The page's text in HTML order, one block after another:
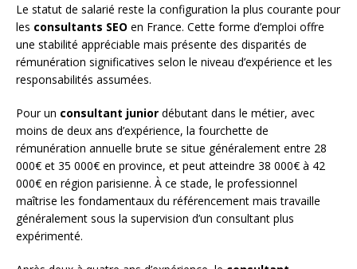
Le statut de salarié reste la configuration la plus courante pour
les consultants SEO en France. Cette forme d’emploi offre
une stabilité appréciable mais présente des disparités de
rémunération significatives selon le niveau d’expérience et les
responsabilités assumées.
Pour un consultant junior débutant dans le métier, avec
moins de deux ans d’expérience, la fourchette de
rémunération annuelle brute se situe généralement entre 28
000€ et 35 000€ en province, et peut atteindre 38 000€ à 42
000€ en région parisienne. À ce stade, le professionnel
maîtrise les fondamentaux du référencement mais travaille
généralement sous la supervision d’un consultant plus
expérimenté.